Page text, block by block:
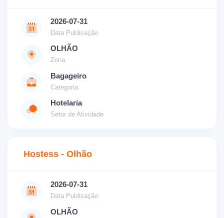
2026-07-31
Data Publicação
OLHÃO
Zona
Bagageiro
Categoria
Hotelaria
Setor de Atividade
Hostess - Olhão
2026-07-31
Data Publicação
OLHÃO